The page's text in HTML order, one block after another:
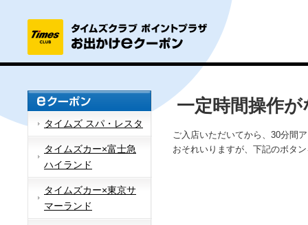
タイムズ スパ・レスタ
タイムズカー×富士急
ハイランド
タイムズカー×東京サ
マーランド
一定時間操作
ご入店いただいてから、30分間
おそれいりますが、下記のボタ